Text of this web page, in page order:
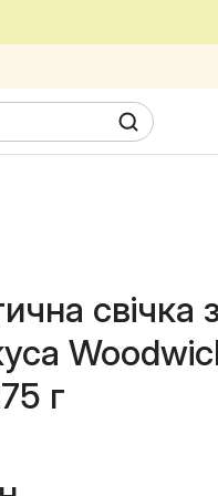
за приємною ціною
свічка
г